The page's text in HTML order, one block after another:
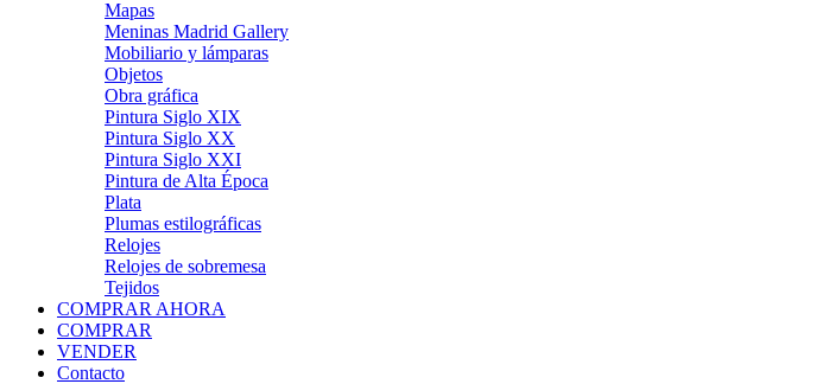
Mapas
Meninas Madrid Gallery
Mobiliario y lámparas
Objetos
Obra gráfica
Pintura Siglo XIX
Pintura Siglo XX
Pintura Siglo XXI
Pintura de Alta Época
Plata
Plumas estilográficas
Relojes
Relojes de sobremesa
Tejidos
COMPRAR AHORA
COMPRAR
VENDER
Contacto